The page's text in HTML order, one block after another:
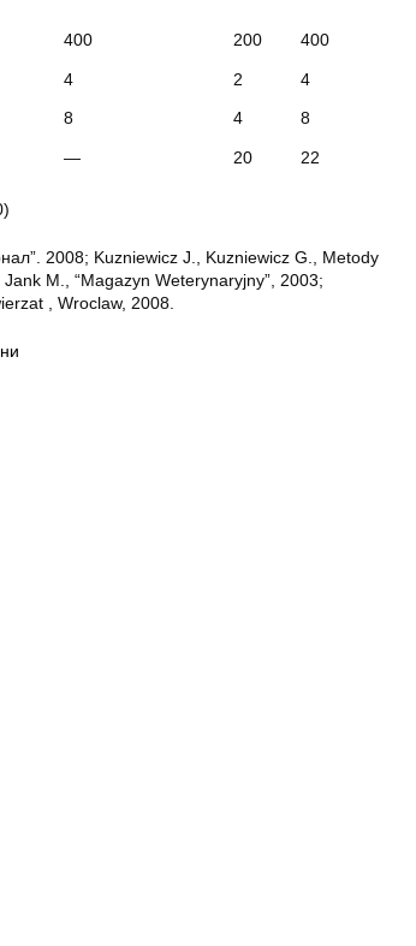
400 200 400
4 2
4
8 4 8
— 20 22
2008; Kuzniewicz J., Kuzniewicz G., Metody
M., “Magazyn Weterynaryjny”, 2003;
, Wroclaw, 2008.